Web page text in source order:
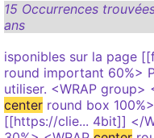
15 Occurrences
ans
isponibles sur la page
round important 60%>
utiliser. <WRAP group>
centerround box
[[https://clie... 4bit]] </